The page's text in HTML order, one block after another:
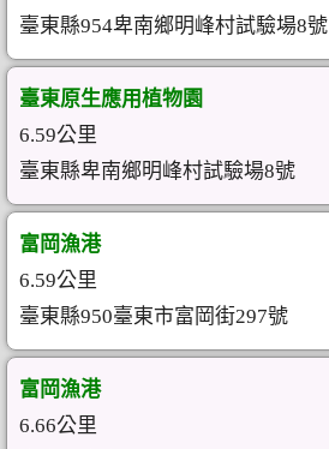
臺東縣954卑南鄉明峰村試驗場8號
臺東原生應用植物園
6.59公里
臺東縣卑南鄉明峰村試驗場8號
富岡漁港
6.59公里
臺東縣950臺東市富岡街297號
富岡漁港
6.66公里